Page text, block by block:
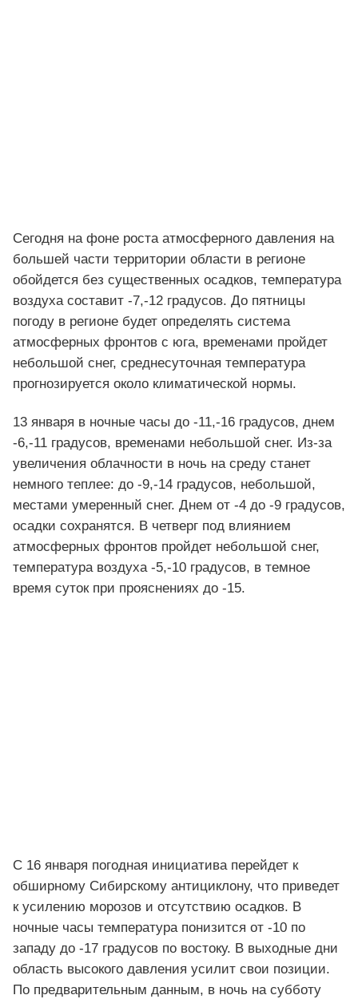
Сегодня на фоне роста атмосферного давления на
большей части территории области в регионе
обойдется без существенных осадков, температура
воздуха составит -7,-12 градусов. До пятницы
погоду в регионе будет определять система
атмосферных фронтов с юга, временами пройдет
небольшой снег, среднесуточная температура
прогнозируется около климатической нормы.
13 января в ночные часы до -11,-16 градусов, днем
-6,-11 градусов, временами небольшой снег. Из-за
увеличения облачности в ночь на среду станет
немного теплее: до -9,-14 градусов, небольшой,
местами умеренный снег. Днем от -4 до -9 градусов,
осадки сохранятся. В четверг под влиянием
атмосферных фронтов пройдет небольшой снег,
температура воздуха -5,-10 градусов, в темное
время суток при прояснениях до -15.
С 16 января погодная инициатива перейдет к
обширному Сибирскому антициклону, что приведет
к усилению морозов и отсутствию осадков. В
ночные часы температура понизится от -10 по
западу до -17 градусов по востоку. В выходные дни
область высокого давления усилит свои позиции.
По предварительным данным, в ночь на субботу